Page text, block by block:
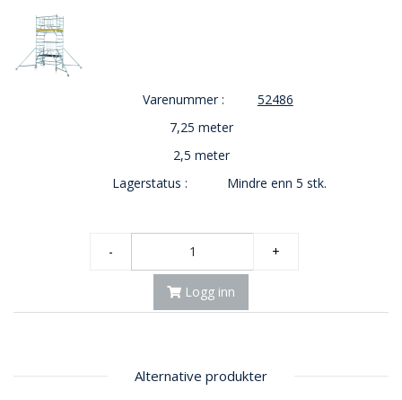
Varenummer :
52486
7,25 meter
2,5 meter
Lagerstatus :
Mindre enn 5 stk.
- +
Logg inn
Alternative produkter